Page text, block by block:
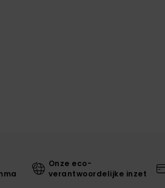
Onze eco-
verantwoordelijke inzet